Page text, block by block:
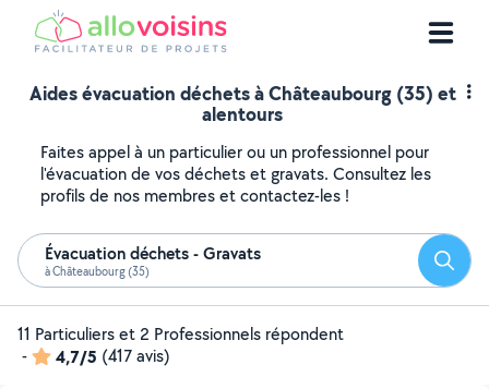
Aides évacuation déchets à Châteaubourg (35) et
alentours
Faites appel à un particulier ou un professionnel pour
l'évacuation de vos déchets et gravats. Consultez les
profils de nos membres et contactez-les !
Évacuation déchets - Gravats
à Châteaubourg (35)
11 Particuliers et 2 Professionnels répondent
-
4,7/5 (417 avis)